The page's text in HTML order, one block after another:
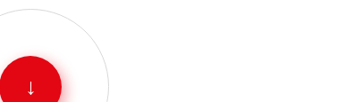
↓